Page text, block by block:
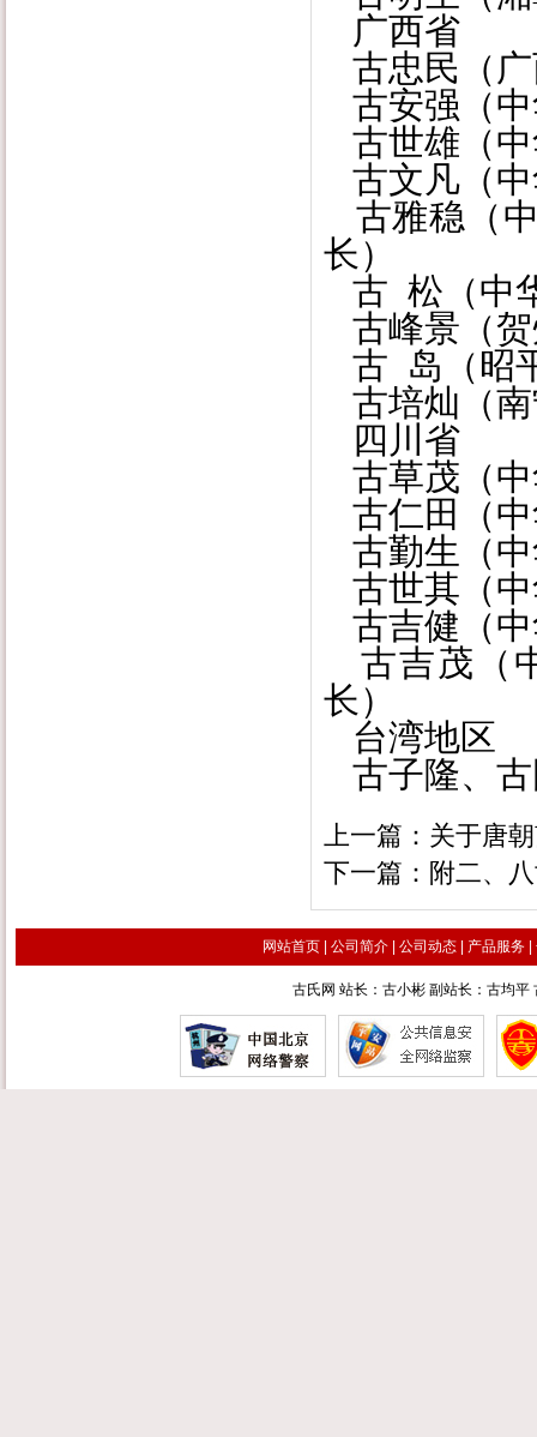
广西省
古忠民（广
古安强（中
古世雄（中
古文凡（中
古雅稳（
长）
古 松（中
古峰景（
古 岛（昭
古培灿（
四川省
古草茂（中
古仁田（中
古勤生（中
古世其（中
古吉健（中
古吉茂（
长）
台湾地区
古子隆、
上一篇： 关于唐
下一篇： 附二、
网站首页| 公司简介| 公司动态| 产品服务|
古氏网 站长：古小彬 副站长：古均